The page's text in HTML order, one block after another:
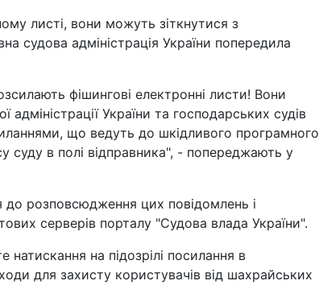
листі, вони можуть зіткнутися з
судова адміністрація України попередила
фішингові електронні листи! Вони
України та господарських судів
що ведуть до шкідливого програмного
суду в полі відправника", - попереджають у
розповсюдження цих повідомлень і
серверів порталу "Судова влада України".
на підозрілі посилання в
для захисту користувачів від шахрайських